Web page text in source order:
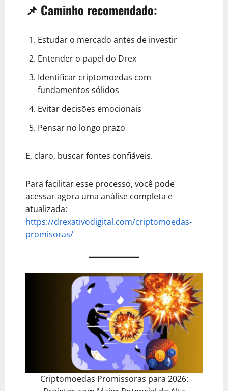
📌 Caminho recomendado:
Estudar o mercado antes de investir
Entender o papel do Drex
Identificar criptomoedas com
fundamentos sólidos
Evitar decisões emocionais
Pensar no longo prazo
E, claro, buscar fontes confiáveis.
Para facilitar esse processo, você pode
acessar agora uma análise completa e
atualizada:
https://drexativodigital.com/criptomoedas-
promisoras/
Criptomoedas Promissoras para 2026: